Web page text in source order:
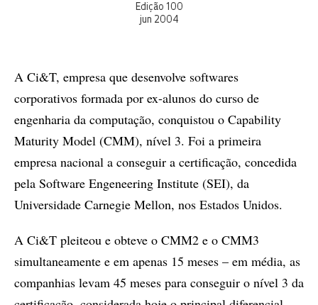
Edição 100
jun 2004
A Ci&T, empresa que desenvolve softwares
corporativos formada por ex-alunos do curso de
engenharia da computação, conquistou o Capability
Maturity Model (CMM), nível 3. Foi a primeira
empresa nacional a conseguir a certificação, concedida
pela Software Engeneering Institute (SEI), da
Universidade Carnegie Mellon, nos Estados Unidos.
A Ci&T pleiteou e obteve o CMM2 e o CMM3
simultaneamente e em apenas 15 meses – em média, as
companhias levam 45 meses para conseguir o nível 3 da